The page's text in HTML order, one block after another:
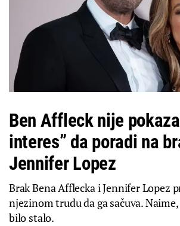
Ben Affleck nije
interes” da poradi na
Jennifer Lopez
Brak Bena Afflecka i Jennifer Lopez
njezinom trudu da ga sačuva.
bilo stalo.